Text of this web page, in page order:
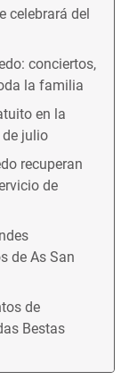
celebrará del
conciertos,
la familia
en la
julio
recuperan
de
de As San
de
Bestas